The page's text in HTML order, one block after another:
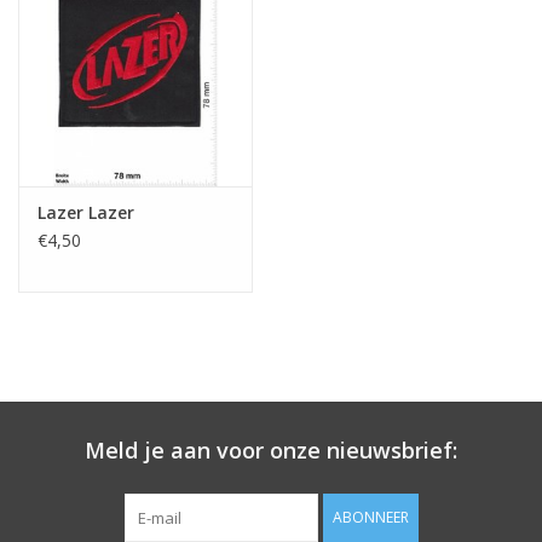
Sleutelhanger
Sticker
Lazer Lazer
€4,50
Meld je aan voor onze nieuwsbrief:
ABONNEER